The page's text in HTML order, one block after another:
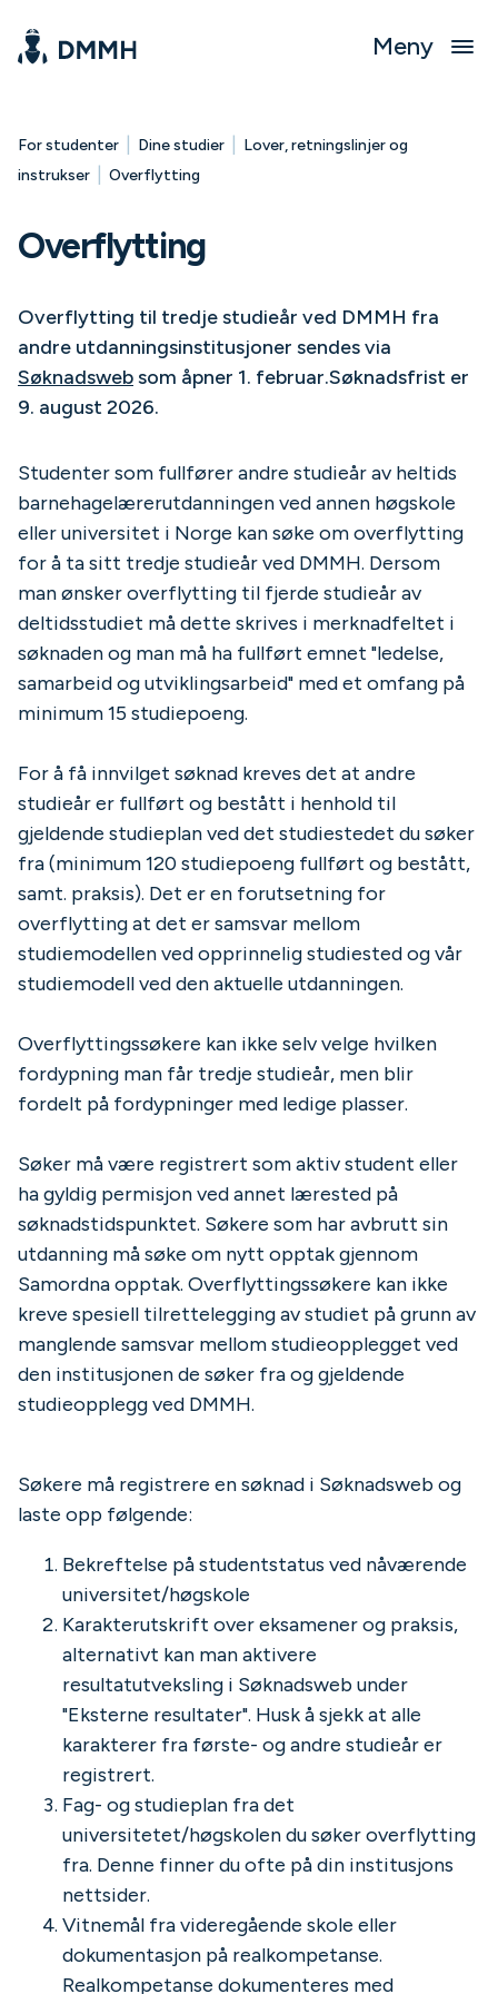
Meny
For studenter | Dine studier | Lover, retningslinjer og
instrukser | Overflytting
Overflytting
Overflytting til tredje studieår ved DMMH fra
andre utdanningsinstitusjoner sendes via
Søknadswebsom åpner 1. februar.Søknadsfrist er
9. august 2026.
Studenter som fullfører andre studieår av heltids
barnehagelærerutdanningen ved annen høgskole
eller universitet i Norge kan søke om overflytting
for å ta sitt tredje studieår ved DMMH. Dersom
man ønsker overflytting til fjerde studieår av
deltidsstudiet må dette skrives i merknadfeltet i
søknaden og man må ha fullført emnet "ledelse,
samarbeid og utviklingsarbeid" med et omfang på
minimum 15 studiepoeng.
For å få innvilget søknad kreves det at andre
studieår er fullført og bestått i henhold til
gjeldende studieplan ved det studiestedet du søker
fra (minimum 120 studiepoeng fullført og bestått,
samt. praksis). Det er en forutsetning for
overflytting at det er samsvar mellom
studiemodellen ved opprinnelig studiested og vår
studiemodell ved den aktuelle utdanningen.
Overflyttingssøkere kan ikke selv velge hvilken
fordypning man får tredje studieår, men blir
fordelt på fordypninger med ledige plasser.
Søker må være registrert som aktiv student eller
ha gyldig permisjon ved annet lærested på
søknadstidspunktet. Søkere som har avbrutt sin
utdanning må søke om nytt opptak gjennom
Samordna opptak. Overflyttingssøkere kan ikke
kreve spesiell tilrettelegging av studiet på grunn av
manglende samsvar mellom studieopplegget ved
den institusjonen de søker fra og gjeldende
studieopplegg ved DMMH.
Søkere må registrere en søknad i Søknadsweb og
laste opp følgende:
Bekreftelse på studentstatus ved nåværende
universitet/høgskole
Karakterutskrift over eksamener og praksis,
alternativt kan man aktivere
resultatutveksling i Søknadsweb under
"Eksterne resultater". Husk å sjekk at alle
karakterer fra første- og andre studieår er
registrert.
Fag- og studieplan fra det
universitetet/høgskolen du søker overflytting
fra. Denne finner du ofte på din institusjons
nettsider.
Vitnemål fra videregående skole eller
dokumentasjon på realkompetanse.
Realkompetanse dokumenteres med